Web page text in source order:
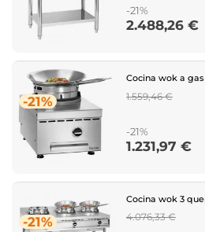
-21%
Price
2.488,26 €
-21%
Cocina wok a
Regular
1.559,46 €
-21%
Price
1.231,97 €
-21%
Cocina wok 3
Regular
4.076,33 €